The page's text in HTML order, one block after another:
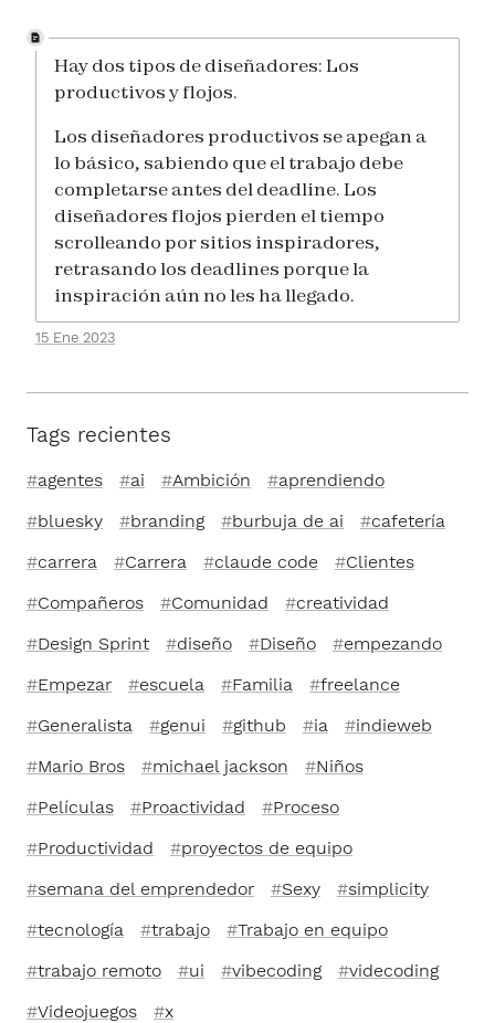
Tags recientes
agentes ai Ambición
aprendiendo
bluesky
branding burbuja de ai
cafetería
carrera
Carrera claude code
Clientes
Compañeros
Comunidad
creatividad
Design Sprint
diseño Diseño
empezando
Empezar
escuela Familia
freelance
Generalista
genui github ia
indieweb
Mario Bros
michael jackson
Niños
Películas
Proactividad
Proceso
Productividad
proyectos de equipo
semana del emprendedor
Sexy
simplicity
tecnología
trabajo
Trabajo en equipo
trabajo remoto
ui vibecoding
videcoding
Videojuegos
x
Hay dos tipos de diseñadores: Los
productivos y flojos.
Los diseñadores productivos se apegan a
lo básico, sabiendo que el trabajo debe
completarse antes del deadline. Los
diseñadores flojos pierden el tiempo
scrolleando por sitios inspiradores,
retrasando los deadlines porque la
inspiración aún no les ha llegado.
15 Ene 2023